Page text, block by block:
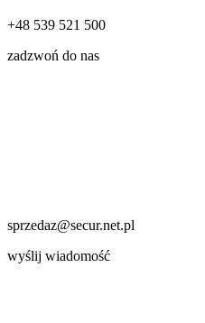
+48 539 521 500
zadzwoń do nas
sprzedaz@secur.net.pl
wyślij wiadomość